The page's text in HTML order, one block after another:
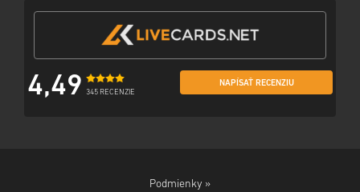
4,49 345 RECENZIE
NAPÍSAŤ RECENZIU
Podmienky »